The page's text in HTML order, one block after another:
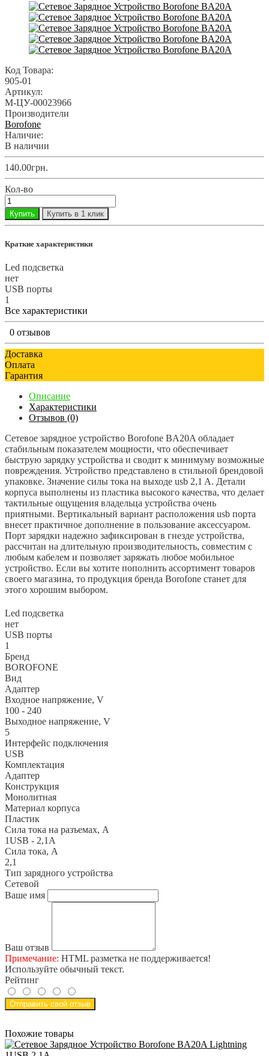
Код Товара:
905-01
Артикул:
M-ЦУ-00023966
Производители
Borofone
Наличие:
В наличии
140.00грн.
Кол-во
Купить Купить в 1 клик
Краткие характеристики
Led подсветка
нет
USB порты
1
Все характеристики
0 отзывов
Доставка
Оплата
Гарантия
Описание
Характеристики
Отзывов (0)
Сетевое зарядное устройство Borofone BA20A обладает
стабильным показателем мощности, что обеспечивает
быструю зарядку устройства и сводит к минимуму возможные
повреждения. Устройство представлено в стильной брендовой
упаковке. Значение силы тока на выходе usb 2,1 A. Детали
корпуса выполнены из пластика высокого качества, что делает
тактильные ощущения владельца устройства очень
приятными. Вертикальный вариант расположения usb порта
внесет практичное дополнение в пользование аксессуаром.
Порт зарядки надежно зафиксирован в гнезде устройства,
рассчитан на длительную производительность, совместим с
любым кабелем и позволяет заряжать любое мобильное
устройство. Если вы хотите пополнить ассортимент товаров
своего магазина, то продукция бренда Borofone станет для
этого хорошим выбором.
Led подсветка
нет
USB порты
1
Бренд
BOROFONE
Вид
Адаптер
Входное напряжение, V
100 - 240
Выходное напряжение, V
5
Интерфейс подключения
USB
Комплектация
Адаптер
Конструкция
Монолитная
Материал корпуса
Пластик
Сила тока на разъемах, А
1USB - 2,1A
Сила тока, А
2,1
Тип зарядного устройства
Сетевой
Ваше имя
Ваш отзыв
Примечание: HTML разметка не поддерживается!
Используйте обычный текст.
Рейтинг
Отправить свой отзыв
Похожие товары